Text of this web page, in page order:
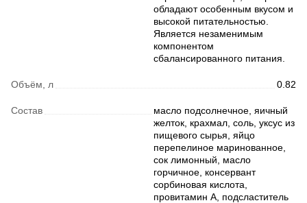
обладают особенным вкусом и
высокой питательностью.
Является незаменимым
компонентом
сбалансированного питания.
Объём, л 0.82
Состав
масло подсолнечное, яичный
желток, крахмал, соль, уксус из
пищевого сырья, яйцо
перепелиное маринованное,
сок лимонный, масло
горчичное, консервант
сорбиновая кислота,
провитамин А, подсластитель